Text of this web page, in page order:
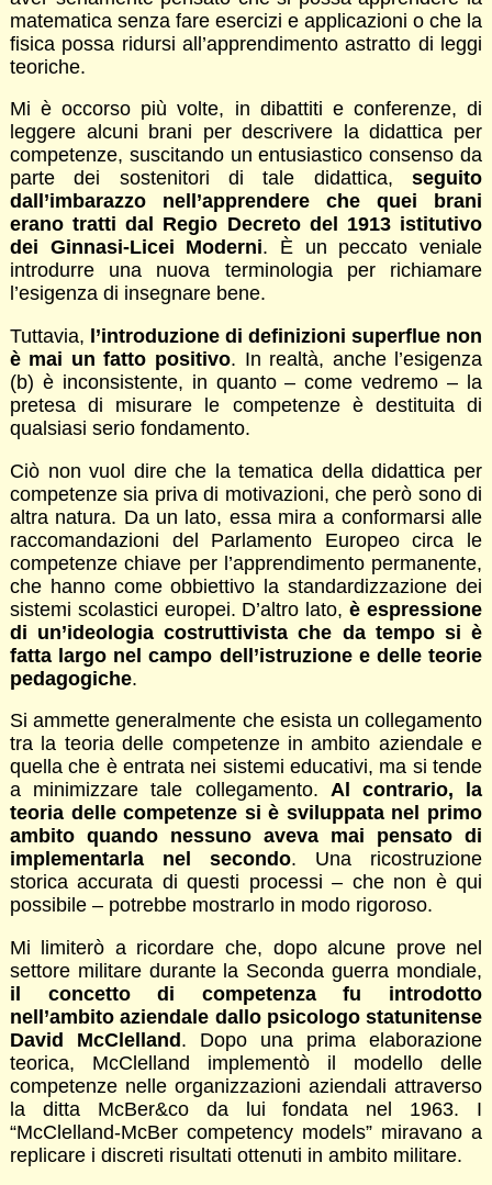
matematica senza fare esercizi e applicazioni o che la
fisica possa ridursi all’apprendimento astratto di leggi
teoriche.
Mi è occorso più volte, in dibattiti e conferenze, di
leggere alcuni brani per descrivere la didattica per
competenze, suscitando un entusiastico consenso da
parte dei sostenitori di tale didattica,seguito
dall’imbarazzo nell’apprendere che quei brani
erano tratti dal Regio Decreto del 1913 istitutivo
dei Ginnasi-Licei Moderni. È un peccato veniale
introdurre una nuova terminologia per richiamare
l’esigenza di insegnare bene.
Tuttavia, l’introduzione di definizioni superflue non
è mai un fatto positivo. In realtà, anche l’esigenza
(b) è inconsistente, in quanto – come vedremo – la
pretesa di misurare le competenze è destituita di
qualsiasi serio fondamento.
Ciò non vuol dire che la tematica della didattica per
competenze sia priva di motivazioni, che però sono di
altra natura. Da un lato, essa mira a conformarsi alle
raccomandazioni del Parlamento Europeo circa le
competenze chiave per l’apprendimento permanente,
che hanno come obbiettivo la standardizzazione dei
sistemi scolastici europei. D’altro lato,è espressione
di un’ideologia costruttivista che da tempo si è
fatta largo nel campo dell’istruzione e delle teorie
pedagogiche.
Si ammette generalmente che esista un collegamento
tra la teoria delle competenze in ambito aziendale e
quella che è entrata nei sistemi educativi, ma si tende
a minimizzare tale collegamento. Al contrario, la
teoria delle competenze si è sviluppata nel primo
ambito quando nessuno aveva mai pensato di
implementarla nel secondo. Una ricostruzione
storica accurata di questi processi – che non è qui
possibile – potrebbe mostrarlo in modo rigoroso.
Mi limiterò a ricordare che, dopo alcune prove nel
settore militare durante la Seconda guerra mondiale,
il concetto di competenza fu introdotto
nell’ambito aziendale dallo psicologo statunitense
David McClelland. Dopo una prima elaborazione
teorica, McClelland implementò il modello delle
competenze nelle organizzazioni aziendali attraverso
la ditta McBer&co da lui fondata nel 1963. I
“McClelland-McBer competency models” miravano a
replicare i discreti risultati ottenuti in ambito militare.